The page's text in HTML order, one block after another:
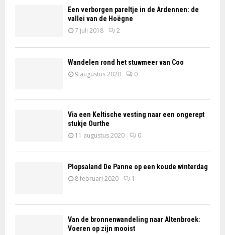
Een verborgen pareltje in de Ardennen: de
vallei van de Hoëgne
7 juli 2018 2
Wandelen rond het stuwmeer van Coo
9 augustus 2020 0
Via een Keltische vesting naar een ongerept
stukje Ourthe
11 augustus 2020 0
Plopsaland De Panne op een koude winterdag
8 februari 2020 1
Van de bronnenwandeling naar Altenbroek:
Voeren op zijn mooist